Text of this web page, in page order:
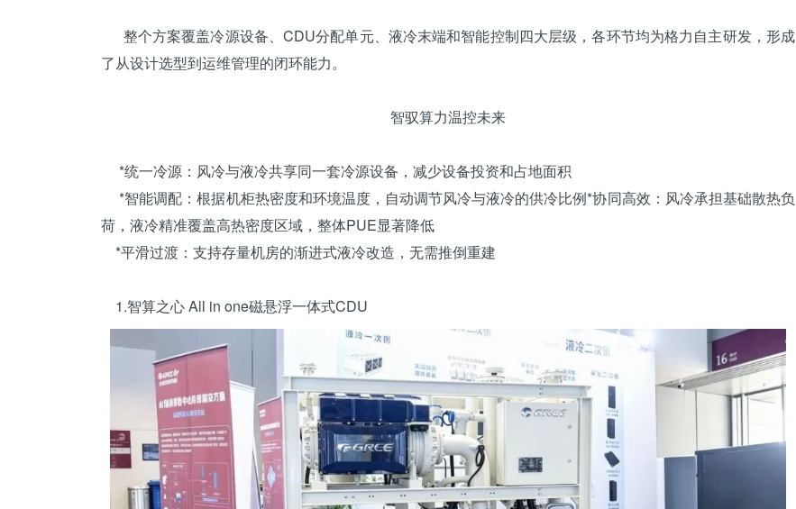
整个方案覆盖冷源设备、CDU分配单元、液冷末端和智能控制四大层级，各环节均为格力自主研发，形成
了从设计选型到运维管理的闭环能力。
智驭算力温控未来
*统一冷源：风冷与液冷共享同一套冷源设备，减少设备投资和占地面积
*智能调配：根据机柜热密度和环境温度，自动调节风冷与液冷的供冷比例*协同高效：风冷承担基础散热负
荷，液冷精准覆盖高热密度区域，整体PUE显著降低
*平滑过渡：支持存量机房的渐进式液冷改造，无需推倒重建
1.智算之心 All in one磁悬浮一体式CDU